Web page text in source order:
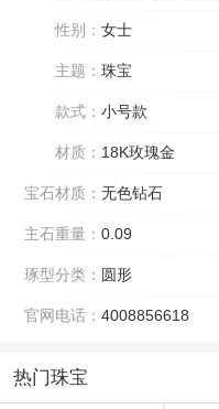
性别： 女士
主题： 珠宝
款式： 小号款
材质： 18K玫瑰金
宝石材质： 无色钻石
主石重量： 0.09
琢型分类： 圆形
官网电话： 4008856618
热门珠宝